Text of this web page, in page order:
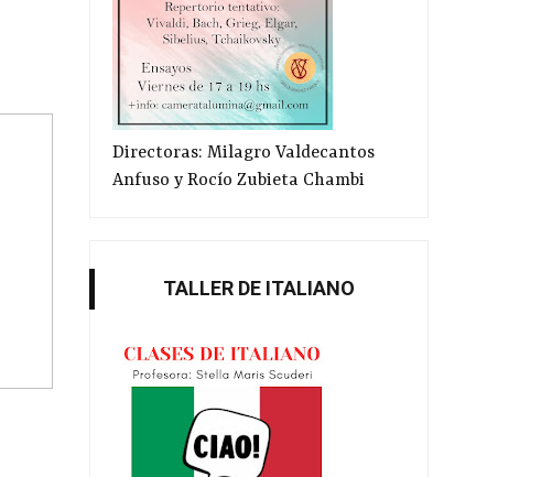
Discurso del Dr. Alfredo L.
Palacio...
Directoras: Milagro Valdecantos
Anfuso y Rocío Zubieta Chambi
TALLER DE ITALIANO